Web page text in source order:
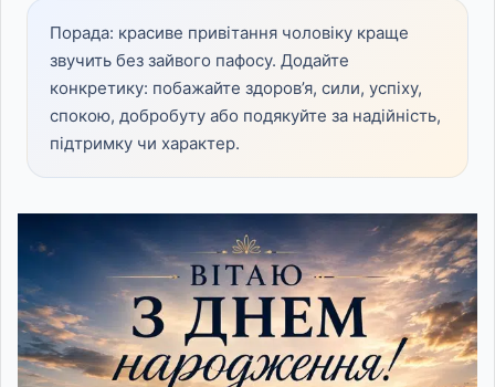
Порада: красиве привітання чоловіку краще
звучить без зайвого пафосу. Додайте
конкретику: побажайте здоров’я, сили, успіху,
спокою, добробуту або подякуйте за надійність,
підтримку чи характер.